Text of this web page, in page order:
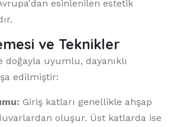
esinlenilen estetik
ve Teknikler
doğayla uyumlu, dayanıklı
edilmiştir:
Giriş katları genellikle ahşap
oluşur. Üst katlarda ise